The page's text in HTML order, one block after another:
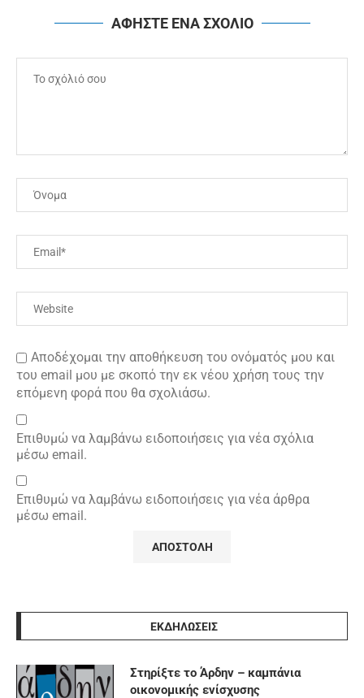
ΑΦΗΣΤΕ ΕΝΑ ΣΧΟΛΙΟ
Αποδέχομαι την αποθήκευση του ονόματός μου και
του email μου με σκοπό την εκ νέου χρήση τους την
επόμενη φορά που θα σχολιάσω.
Επιθυμώ να λαμβάνω ειδοποιήσεις για νέα σχόλια
μέσω email.
Επιθυμώ να λαμβάνω ειδοποιήσεις για νέα άρθρα
μέσω email.
ΕΚΔΗΛΩΣΕΙΣ
Στηρίξτε το Άρδην – καμπάνια
οικονομικής ενίσχυσης